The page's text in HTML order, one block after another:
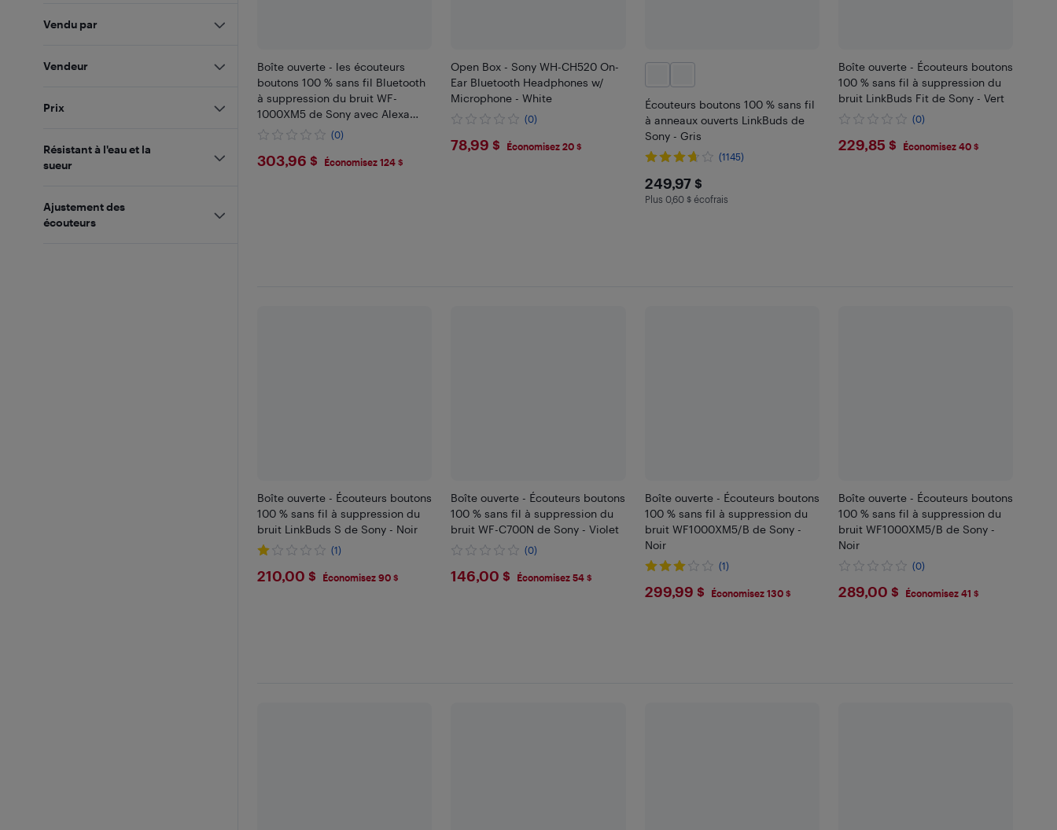
Boîte ouverte - les écouteurs
boutons 100 % sans fil Bluetooth
à suppression du bruit WF-
1000XM5 de Sony avec Alexa
intégré, noir.
(0)
$303.96
303,96 $ Économisez 124 $
Open Box - Sony WH-CH520 On-
Ear Bluetooth Headphones w/
Microphone - White
(0)
$78.99
78,99 $ Économisez 20 $
Écouteurs boutons 100 % sans fil
à anneaux ouverts LinkBuds de
Sony - Gris
(1145)
$249.97
249,97 $
Plus 0.6 $ en écofrais
Plus 0,60 $ écofrais
Boîte ouverte - Écouteurs boutons
100 % sans fil à suppression du
bruit LinkBuds Fit de Sony - Vert
(0)
$229.85
229,85 $ Économisez 40 $
Boîte ouverte - Écouteurs boutons
100 % sans fil à suppression du
bruit LinkBuds S de Sony - Noir
(1)
$210
210,00 $ Économisez 90 $
Boîte ouverte - Écouteurs boutons
100 % sans fil à suppression du
bruit WF-C700N de Sony - Violet
(0)
$146
146,00 $ Économisez 54 $
Boîte ouverte - Écouteurs boutons
100 % sans fil à suppression du
bruit WF1000XM5/B de Sony -
Noir
(1)
$299.99
299,99 $ Économisez 130 $
Boîte ouverte - Écouteurs boutons
100 % sans fil à suppression du
bruit WF1000XM5/B de Sony -
Noir
(0)
$289
289,00 $ Économisez 41 $
Vendu par
Vendeur
Prix
Résistant à l'eau et la
sueur
Ajustement des
écouteurs